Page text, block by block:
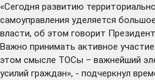
«Сегодня развитию
самоуправления уделяется
власти, об этом говорит
Важно принимать активное
этом смысле ТОСы – важнейший
усилий граждан», - подчеркнул